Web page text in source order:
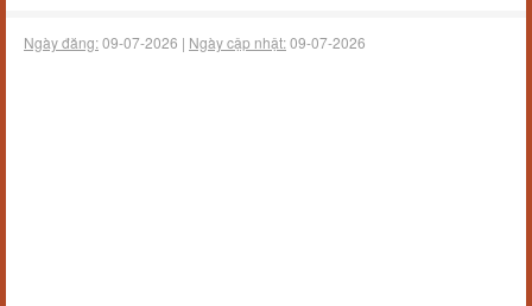
Ngày đăng:09-07-2026 | Ngày cập nhật:09-07-2026